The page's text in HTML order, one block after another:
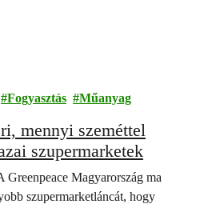
Fogyasztás Műanyag
mennyi szeméttel
szupermarketek
Greenpeace Magyarország ma
szupermarketláncát, hogy